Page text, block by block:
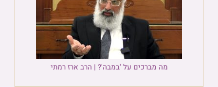
מה מברכים על 'במבה'? | הרב ארז רמתי